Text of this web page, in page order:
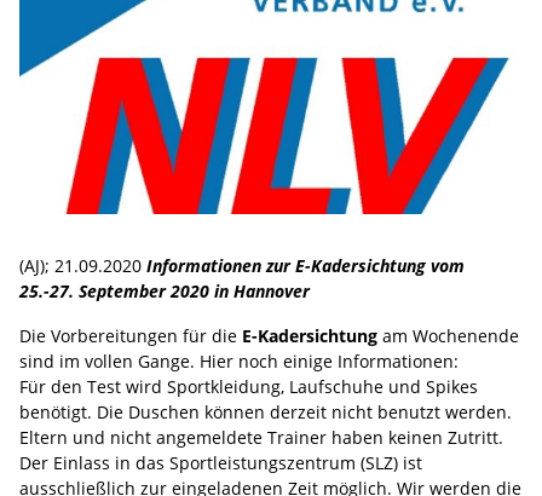
(AJ); 21.09.2020 Informationen zur E-Kadersichtung vom
25.-27. September 2020 in Hannover
Die Vorbereitungen für die E-Kadersichtung am Wochenende
sind im vollen Gange. Hier noch einige Informationen:
Für den Test wird Sportkleidung, Laufschuhe und Spikes
benötigt. Die Duschen können derzeit nicht benutzt werden.
Eltern und nicht angemeldete Trainer haben keinen Zutritt.
Der Einlass in das Sportleistungszentrum (SLZ) ist
ausschließlich zur eingeladenen Zeit möglich. Wir werden die